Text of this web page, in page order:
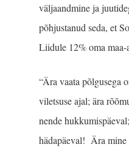
väljaandmine ja
põhjustanud seda, et
Liidule 12% oma maa-
“Ära vaata põlgusega
viletsuse ajal; ära
nende
hädapäeval! Ära mine